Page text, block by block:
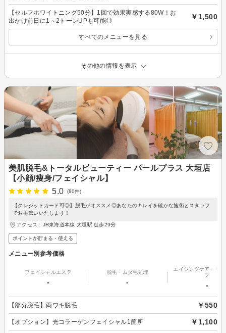
【セルフホワイトニング50分】1回で効果実感する80W！お
出かけ前日に1～2トーンUPも可能◎
￥1,500
すべてのメニューを見る
その他の情報を表示
美肌脱毛&トータルビューティー パールプラス 大垣店
【小顔/痩身/フェイシャル】
5.0
(80件)
【クレジットカード可◎】脱毛がオススメ◎あなたのキレイを確かな施術とスタッフ
でお手伝いいたします！
アクセス：JR東海道本線 大垣駅 徒歩29分
ポイントが貯まる・使える
メニュー別参考価格
フェイシャルエステ
-
脱毛・ムダ毛処理
-
エイジングケア・リ
プ
-
【部分脱毛】両ワキ脱毛 ￥550
【オプション】光コラーゲンフェイシャル1箇所 ￥1,100